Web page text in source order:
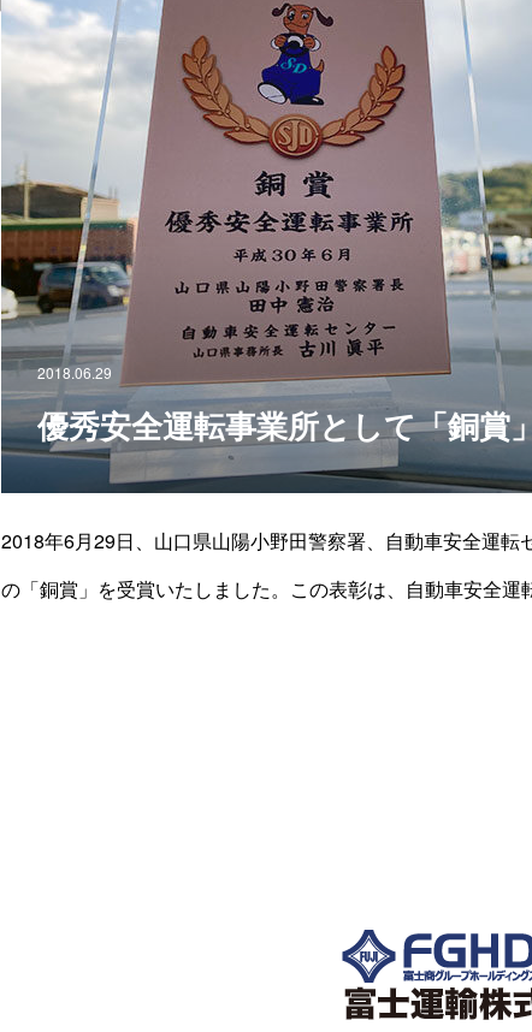
2018.06.29
優秀安全運転事業所として「銅賞
2018年6月29日、山口県山陽小野田警察署、自動車安全運
の「銅賞」を受賞いたしました。この表彰は、自動車安全